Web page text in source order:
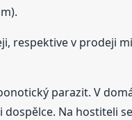
respektive v prodeji
parazit. V
Na hostiteli